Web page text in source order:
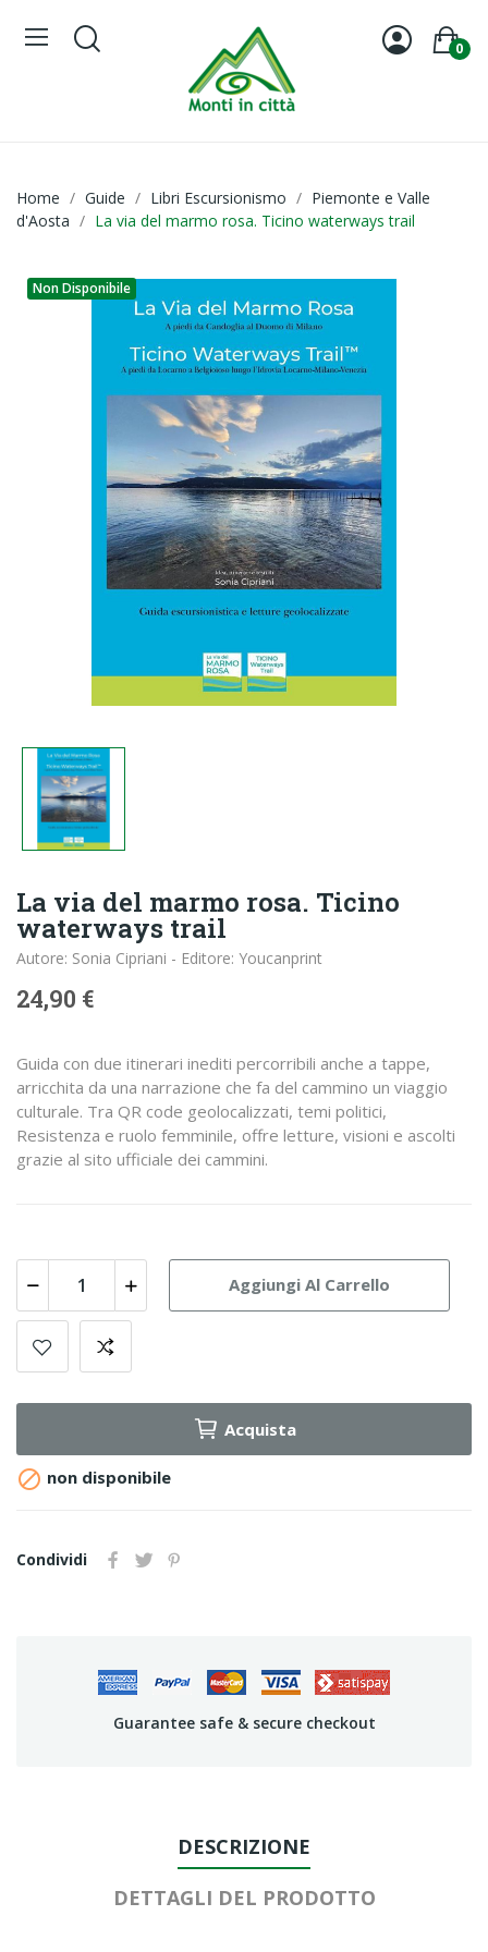
0
Home Guide Libri Escursionismo
Piemonte e Valle
d'Aosta
La via del marmo rosa. Ticino waterways trail
Non Disponibile
La via del marmo rosa. Ticino
waterways trail
Autore: Sonia Cipriani - Editore: Youcanprint
24,90 €
Guida con due itinerari inediti percorribili anche a tappe,
arricchita da una narrazione che fa del cammino un viaggio
culturale. Tra QR code geolocalizzati, temi politici,
Resistenza e ruolo femminile, offre letture, visioni e ascolti
grazie al sito ufficiale dei cammini.
Aggiungi Al Carrello
Acquista
 non disponibile
Condividi
Guarantee safe & secure checkout
DESCRIZIONE
DETTAGLI DEL PRODOTTO